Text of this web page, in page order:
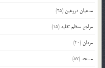
مدعیان دروغین (25)
مراجع معظم تقلید(15)
مردان(40)
مسجد(87)